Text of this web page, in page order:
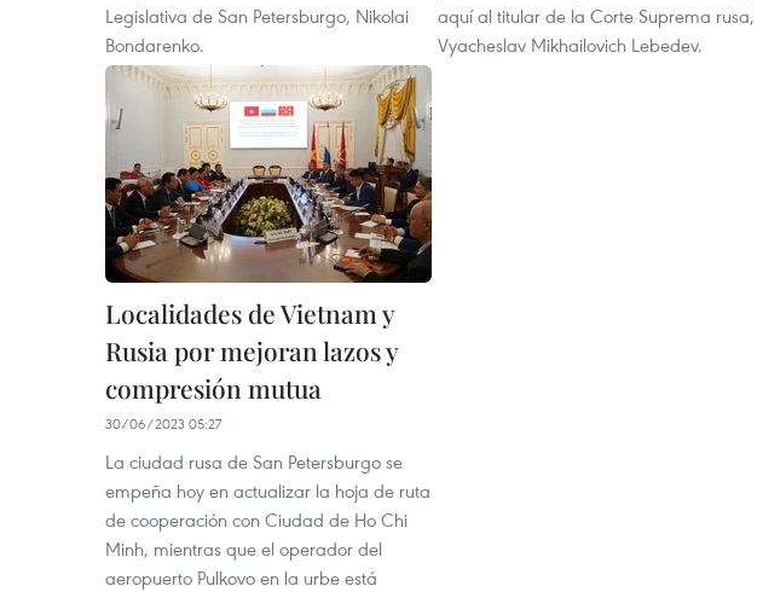
Legislativa de San Petersburgo, Nikolai
Bondarenko.
aquí al titular de la Corte Suprema rusa,
Vyacheslav Mikhailovich Lebedev.
Localidades de Vietnam y
Rusia por mejoran lazos y
compresión mutua
30/06/2023 05:27
La ciudad rusa de San Petersburgo se
empeña hoy en actualizar la hoja de ruta
de cooperación con Ciudad de Ho Chi
Minh, mientras que el operador del
aeropuerto Pulkovo en la urbe está